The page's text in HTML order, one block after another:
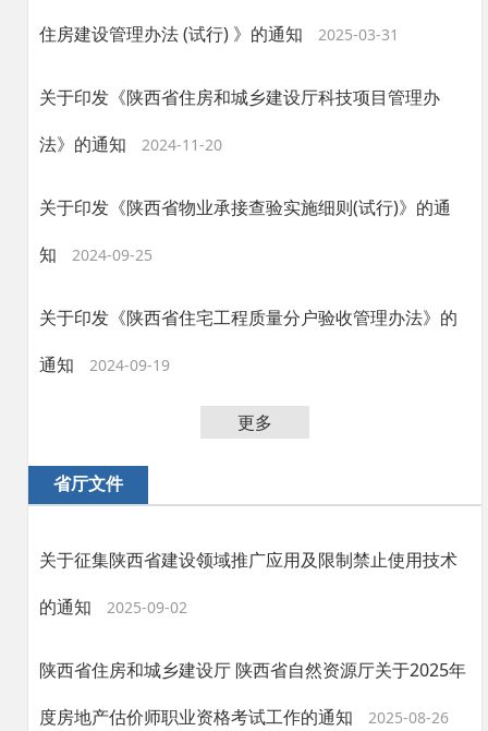
住房建设管理办法 (试行) 》的通知
2025-03-31
关于印发《陕西省住房和城乡建设厅科技项目管理办
法》的通知
2024-11-20
关于印发《陕西省物业承接查验实施细则(试行)》的通
知
2024-09-25
关于印发《陕西省住宅工程质量分户验收管理办法》的
通知
2024-09-19
更多
省厅文件
关于征集陕西省建设领域推广应用及限制禁止使用技术
的通知
2025-09-02
陕西省住房和城乡建设厅 陕西省自然资源厅关于2025年
度房地产估价师职业资格考试工作的通知
2025-08-26